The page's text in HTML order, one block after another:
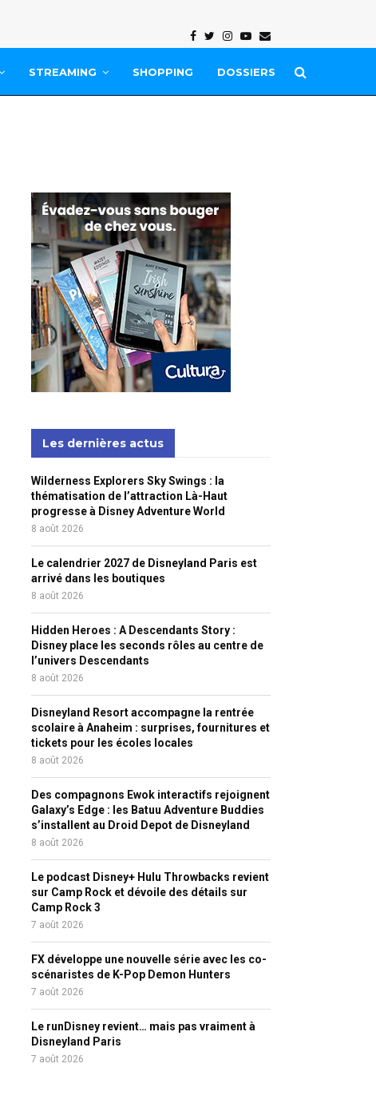
Facebook
Twitter
Instagram
Youtube
Email
STREAMING SHOPPING DOSSIERS
Les dernières actus
Wilderness Explorers Sky Swings : la
thématisation de l’attraction Là-Haut
progresse à Disney Adventure World
8 août 2026
Le calendrier 2027 de Disneyland Paris est
arrivé dans les boutiques
8 août 2026
Hidden Heroes : A Descendants Story :
Disney place les seconds rôles au centre de
l’univers Descendants
8 août 2026
Disneyland Resort accompagne la rentrée
scolaire à Anaheim : surprises, fournitures et
tickets pour les écoles locales
8 août 2026
Des compagnons Ewok interactifs rejoignent
Galaxy’s Edge : les Batuu Adventure Buddies
s’installent au Droid Depot de Disneyland
8 août 2026
Le podcast Disney+ Hulu Throwbacks revient
sur Camp Rock et dévoile des détails sur
Camp Rock 3
7 août 2026
FX développe une nouvelle série avec les co-
scénaristes de K-Pop Demon Hunters
7 août 2026
Le runDisney revient… mais pas vraiment à
Disneyland Paris
7 août 2026